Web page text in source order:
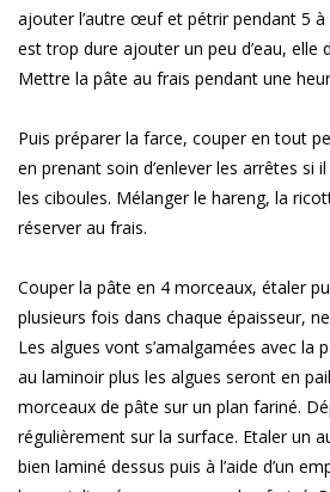
ajouter l’autre œuf et pétrir pendant 5 à
est trop dure ajouter un peu d’eau, elle
Mettre la pâte au frais pendant une
Puis préparer la farce, couper en tout
en prenant soin d’enlever les arrêtes si
les ciboules. Mélanger le hareng, la
réserver au frais.
Couper la pâte en 4 morceaux, étaler
plusieurs fois dans chaque épaisseur,
Les algues vont s’amalgamées avec la
au laminoir plus les algues seront en
morceaux de pâte sur un plan fariné.
régulièrement sur la surface. Etaler un
bien laminé dessus puis à l’aide d’un